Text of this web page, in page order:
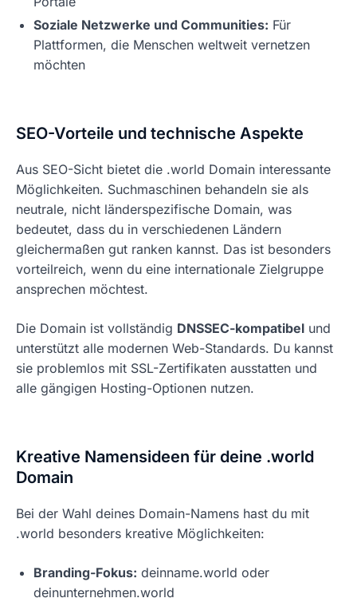
Soziale Netzwerke und Communities: Für
Plattformen, die Menschen weltweit vernetzen
möchten
SEO-Vorteile und technische Aspekte
Aus SEO-Sicht bietet die .world Domain interessante
Möglichkeiten. Suchmaschinen behandeln sie als
neutrale, nicht länderspezifische Domain, was
bedeutet, dass du in verschiedenen Ländern
gleichermaßen gut ranken kannst. Das ist besonders
vorteilreich, wenn du eine internationale Zielgruppe
ansprechen möchtest.
Die Domain ist vollständig DNSSEC-kompatibel und
unterstützt alle modernen Web-Standards. Du kannst
sie problemlos mit SSL-Zertifikaten ausstatten und
alle gängigen Hosting-Optionen nutzen.
Kreative Namensideen für deine .world
Domain
Bei der Wahl deines Domain-Namens hast du mit
.world besonders kreative Möglichkeiten:
Branding-Fokus: deinname.world oder
deinunternehmen.world